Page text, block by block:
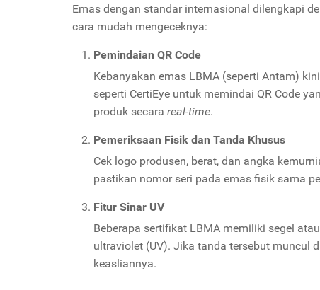
Emas dengan standar internasional dilengkapi
cara mudah mengeceknya:
Pemindaian QR Code
Kebanyakan emas LBMA (seperti Antam)
seperti CertiEye untuk memindai QR Code
produk secara real-time.
Pemeriksaan Fisik dan Tanda Khusus
Cek logo produsen, berat, dan angka
pastikan nomor seri pada emas fisik sama
Fitur Sinar UV
Beberapa sertifikat LBMA memiliki segel
ultraviolet (UV). Jika tanda tersebut muncul
keasliannya.